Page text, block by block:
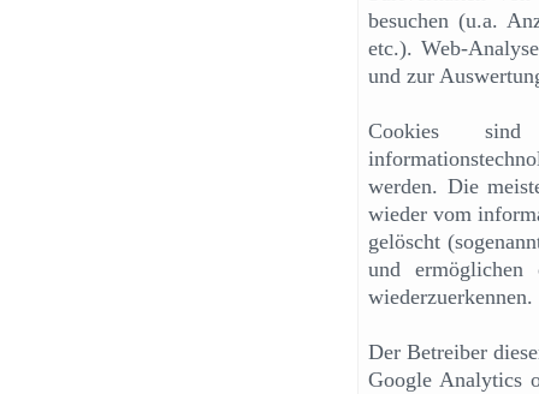
besuchen (u.a.
etc.). Web-
und zur
Cookies
werden. Die
wieder vom
gelöscht
und ermöglichen
wiederzuerkennen.
Der Betreiber
Google Analytics